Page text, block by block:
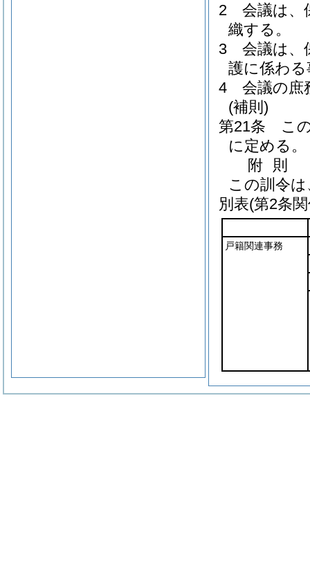
2
会議は、
織する。
3
会議は、
護に係わ
4
会議の庶
(補則)
第21条
こ
に定める。
附 則
この訓令
別表(第2条
戸籍関連事務